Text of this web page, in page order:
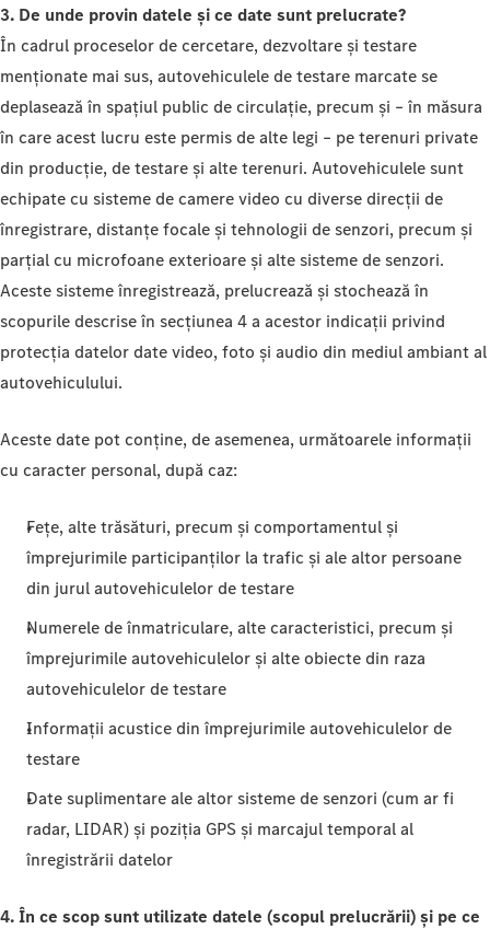
3. De unde provin datele și ce date sunt prelucrate?
În cadrul proceselor de cercetare, dezvoltare și testare
menționate mai sus, autovehiculele de testare marcate se
deplasează în spațiul public de circulație, precum și – în măsura
în care acest lucru este permis de alte legi – pe terenuri private
din producție, de testare și alte terenuri. Autovehiculele sunt
echipate cu sisteme de camere video cu diverse direcții de
înregistrare, distanțe focale și tehnologii de senzori, precum și
parțial cu microfoane exterioare și alte sisteme de senzori.
Aceste sisteme înregistrează, prelucrează și stochează în
scopurile descrise în secțiunea 4 a acestor indicații privind
protecția datelor date video, foto și audio din mediul ambiant al
autovehiculului.
Aceste date pot conține, de asemenea, următoarele informații
cu caracter personal, după caz:
Fețe, alte trăsături, precum și comportamentul și
împrejurimile participanților la trafic și ale altor persoane
din jurul autovehiculelor de testare
Numerele de înmatriculare, alte caracteristici, precum și
împrejurimile autovehiculelor și alte obiecte din raza
autovehiculelor de testare
Informații acustice din împrejurimile autovehiculelor de
testare
Date suplimentare ale altor sisteme de senzori (cum ar fi
radar, LIDAR) și poziția GPS și marcajul temporal al
înregistrării datelor
4. În ce scop sunt utilizate datele (scopul prelucrării) și pe ce